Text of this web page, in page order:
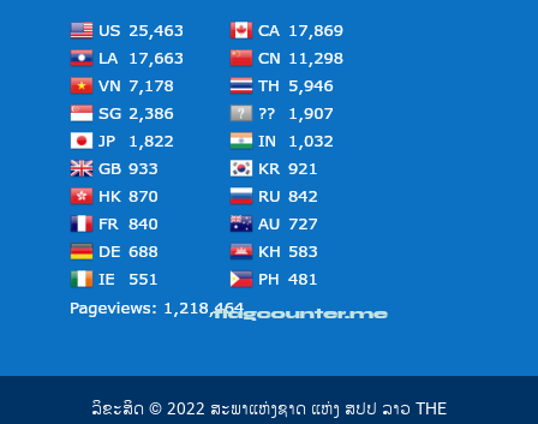
ລິຂະສິດ © 2022 ສະພາແຫ່ງຊາດ ແຫ່ງ ສປປ ລາວ THE